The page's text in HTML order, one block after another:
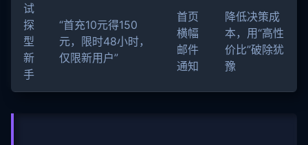
试
探
型
新
手
“首充10元得150
元，限时48小时，
仅限新用户”
首页
横幅
邮件
通知
降低决策成
本，用“高性
价比”破除犹
豫